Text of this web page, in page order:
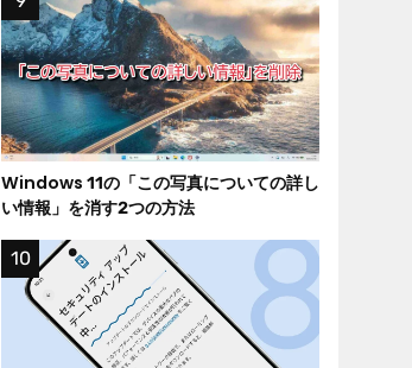
Windows 11の「この写真についての詳し
い情報」を消す2つの方法